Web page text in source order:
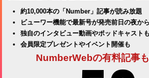
約10,000本の「Number」記事が読み放題
ビューワー機能で最新号が発売前日の夜か
独自のインタビュー動画やポッドキャスト
会員限定プレゼントやイベント開催も
NumberWebの有料記事も